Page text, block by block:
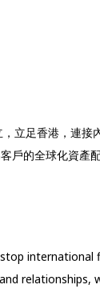
立足香港，連
戶的全球化資產配
international
relationships,